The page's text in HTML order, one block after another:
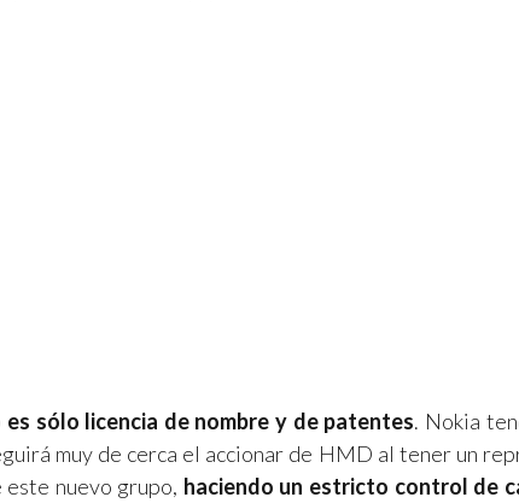
es sólo licencia de nombre y de patentes. Nokia
muy de cerca el accionar de HMD al tener un
nuevo grupo, haciendo un estricto control de